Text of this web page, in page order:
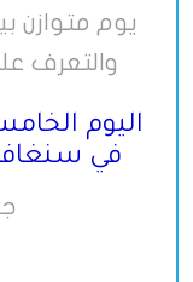
يوم متوازن
والتعرف
اليوم
في